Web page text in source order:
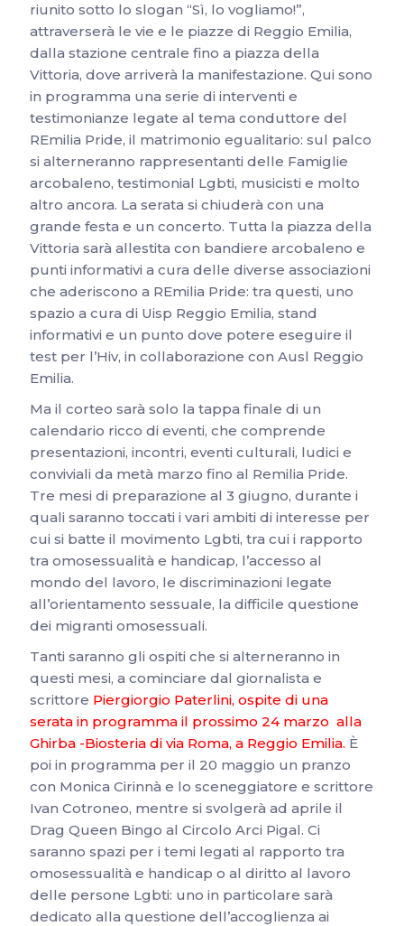
riunito sotto lo slogan “Sì, lo vogliamo!”,
attraverserà le vie e le piazze di Reggio Emilia,
dalla stazione centrale fino a piazza della
Vittoria, dove arriverà la manifestazione. Qui sono
in programma una serie di interventi e
testimonianze legate al tema conduttore del
REmilia Pride, il matrimonio egualitario: sul palco
si alterneranno rappresentanti delle Famiglie
arcobaleno, testimonial Lgbti, musicisti e molto
altro ancora. La serata si chiuderà con una
grande festa e un concerto. Tutta la piazza della
Vittoria sarà allestita con bandiere arcobaleno e
punti informativi a cura delle diverse associazioni
che aderiscono a REmilia Pride: tra questi, uno
spazio a cura di Uisp Reggio Emilia, stand
informativi e un punto dove potere eseguire il
test per l’Hiv, in collaborazione con Ausl Reggio
Emilia.
Ma il corteo sarà solo la tappa finale di un
calendario ricco di eventi, che comprende
presentazioni, incontri, eventi culturali, ludici e
conviviali da metà marzo fino al Remilia Pride.
Tre mesi di preparazione al 3 giugno, durante i
quali saranno toccati i vari ambiti di interesse per
cui si batte il movimento Lgbti, tra cui i rapporto
tra omosessualità e handicap, l’accesso al
mondo del lavoro, le discriminazioni legate
all’orientamento sessuale, la difficile questione
dei migranti omosessuali.
Tanti saranno gli ospiti che si alterneranno in
questi mesi, a cominciare dal giornalista e
scrittore Piergiorgio Paterlini, ospite di una
serata in programma il prossimo 24 marzo alla
Ghirba -Biosteria di via Roma, a Reggio Emilia. È
poi in programma per il 20 maggio un pranzo
con Monica Cirinnà e lo sceneggiatore e scrittore
Ivan Cotroneo, mentre si svolgerà ad aprile il
Drag Queen Bingo al Circolo Arci Pigal. Ci
saranno spazi per i temi legati al rapporto tra
omosessualità e handicap o al diritto al lavoro
delle persone Lgbti: uno in particolare sarà
dedicato alla questione dell’accoglienza ai